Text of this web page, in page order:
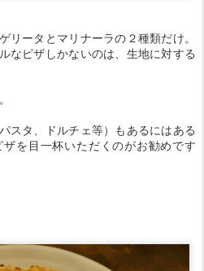
リータとマリナーラの２種類だけ。
なピザしかないのは、生地に対する
。
スタ、ドルチェ等）もあるにはある
を目一杯いただくのがお勧めです